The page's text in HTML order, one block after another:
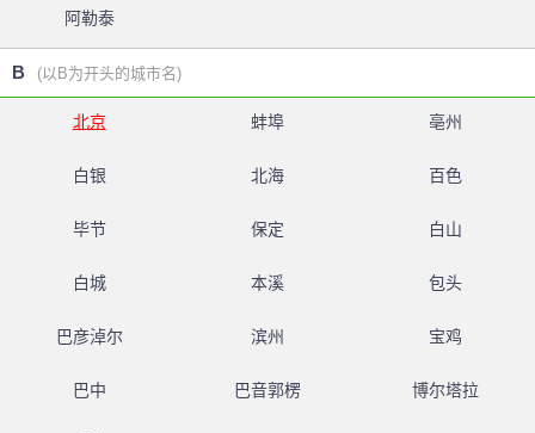
阿勒泰
B (以B为开头的城市名)
北京 蚌埠 亳州
白银 北海 百色
毕节 保定 白山
白城 本溪 包头
巴彦淖尔 滨州 宝鸡
巴中 巴音郭楞 博尔塔拉